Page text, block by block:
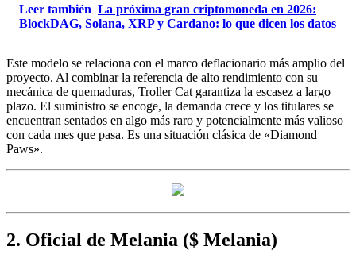
Leer también La próxima gran criptomoneda en 2026:
BlockDAG, Solana, XRP y Cardano: lo que dicen los datos
Este modelo se relaciona con el marco deflacionario más amplio del
proyecto. Al combinar la referencia de alto rendimiento con su
mecánica de quemaduras, Troller Cat garantiza la escasez a largo
plazo. El suministro se encoge, la demanda crece y los titulares se
encuentran sentados en algo más raro y potencialmente más valioso
con cada mes que pasa. Es una situación clásica de «Diamond
Paws».
2. Oficial de Melania ($ Melania)